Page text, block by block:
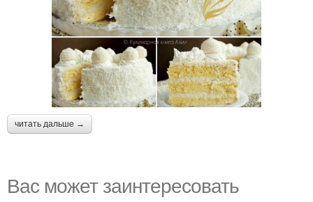
читать дальше →
Вас может заинтересовать